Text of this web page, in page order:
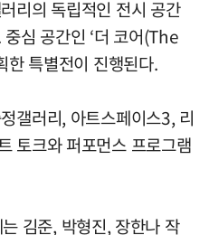
리의 독립적인 전시 공간
심 공간인 ‘더 코어(The
한 특별전이 진행된다.
갤러리, 아트스페이스3, 리
토크와 퍼포먼스 프로그램
김준, 박형진, 장한나 작